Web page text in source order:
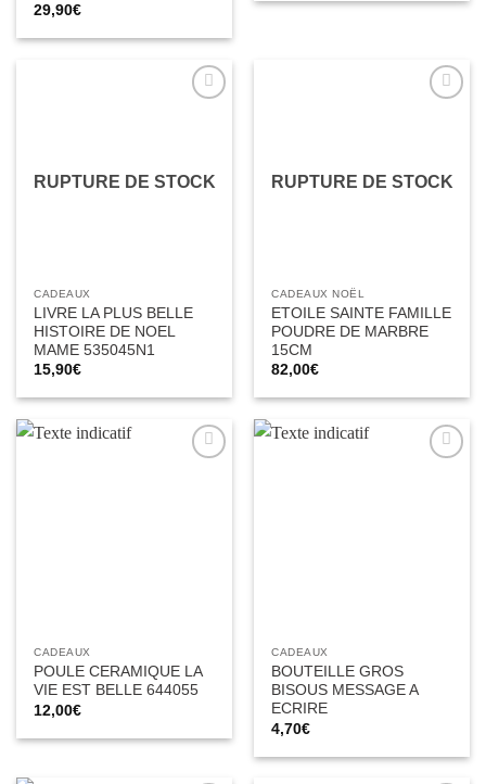
29,90€
RUPTURE DE STOCK
CADEAUX
LIVRE LA PLUS BELLE
HISTOIRE DE NOEL
MAME 535045N1
15,90€
RUPTURE DE STOCK
CADEAUX NOËL
ETOILE SAINTE FAMILLE
POUDRE DE MARBRE
15CM
82,00€
CADEAUX
POULE CERAMIQUE LA
VIE EST BELLE 644055
12,00€
CADEAUX
BOUTEILLE GROS
BISOUS MESSAGE A
ECRIRE
4,70€